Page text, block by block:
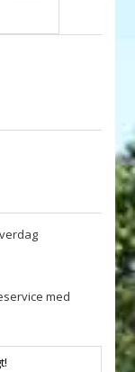
med